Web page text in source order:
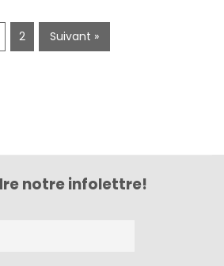
2 Suivant »
notre infolettre!